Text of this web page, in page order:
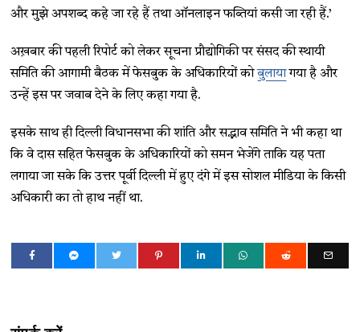
और मुझे अपशब्द कहे जा रहे हैं तथा ऑनलाइन फब्तियां कसी जा रही हैं.’
अख़बार की पहली रिपोर्ट को लेकर सूचना प्रौद्योगिकी पर संसद की स्थायी
समिति की आगामी बैठक में फेसबुक के अधिकारियों कोबुलायागया है और
उन्हें इस पर जवाब देने के लिए कहा गया है.
इसके साथ ही दिल्ली विधानसभा की शांति और सद्भाव समिति ने भी कहा था
कि वे दास सहित फेसबुक के अधिकारियों को समन भेजेंगे ताकि यह पता
लगाया जा सके कि उत्तर पूर्वी दिल्ली में हुए दंगे में इस सोशल मीडिया के किसी
अधिकारी का तो हाथ नहीं था.